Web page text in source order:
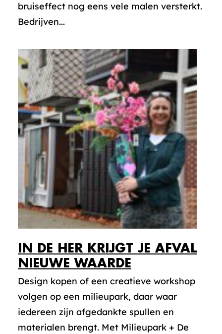
bruiseffect nog eens vele malen versterkt.
Bedrijven...
IN DE HER KRIJGT JE AFVAL
NIEUWE WAARDE
Design kopen of een creatieve workshop
volgen op een milieupark, daar waar
iedereen zijn afgedankte spullen en
materialen brengt. Met Milieupark + De